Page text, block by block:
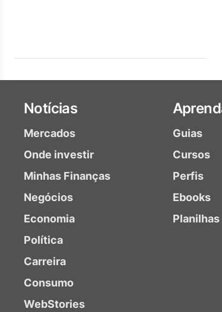
Notícias
Mercados
Onde investir
Minhas Finanças
Negócios
Economia
Política
Carreira
Consumo
WebStories
Guias
Cursos
Perfis
Ebooks
Planilhas